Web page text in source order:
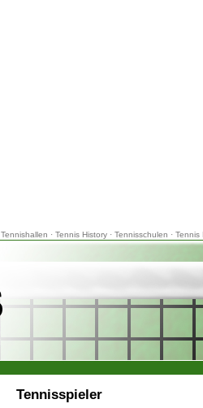
Tennishallen · Tennis History· Tennisschulen · Tennis
Tennisspieler